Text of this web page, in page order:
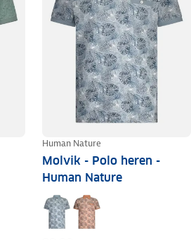
Human Nature
Molvik - Polo heren -
Human Nature